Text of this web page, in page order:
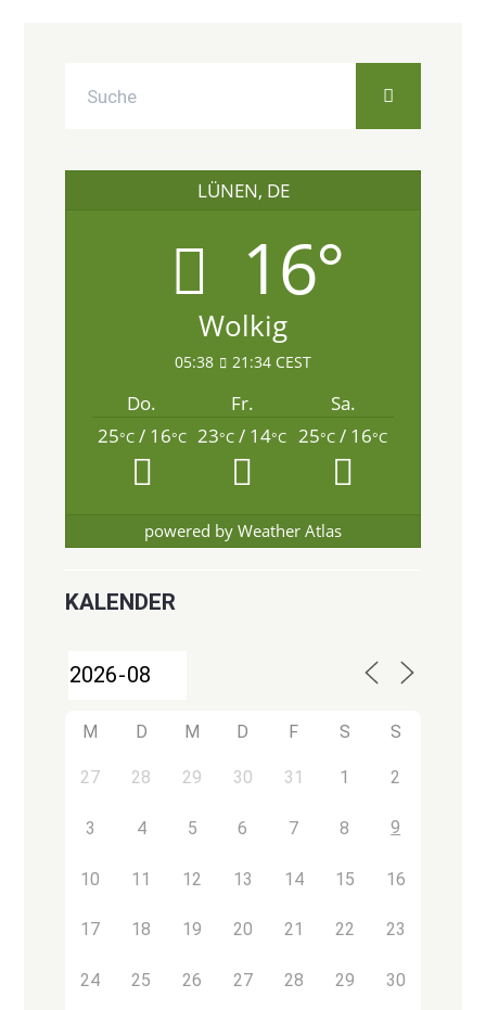
LÜNEN, DE
16°
Wolkig
05:38 21:34 CEST
Do. Fr.
Sa.
25°C/ 16°C 23°C / 14°C 25°C / 16°C
powered by Weather Atlas
KALENDER
M D M D F S S
27 28 29 30 31 1 2
3 4 5 6 7 8 9
10 11 12 13 14 15 16
17 18 19 20 21 22 23
24 25 26 27 28 29 30